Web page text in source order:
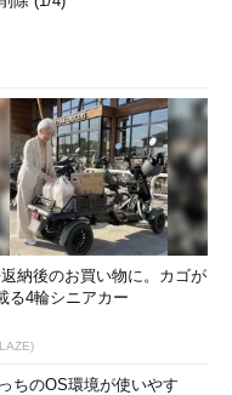
納後のお買い物に。カゴが
る4輪シニアカー
ちのOS環境が使いやす